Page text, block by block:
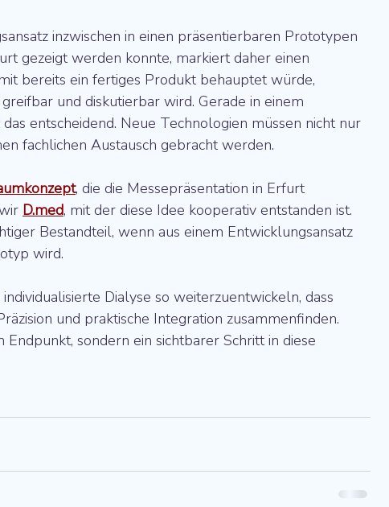
inzwischen in einen präsentierbaren Prototypen
gezeigt werden konnte, markiert daher einen
bereits ein fertiges Produkt behauptet würde,
und diskutierbar wird. Gerade in einem
entscheidend. Neue Technologien müssen nicht nur
fachlichen Austausch gebracht werden.
, die die Messepräsentation in Erfurt
D.med, mit der diese Idee kooperativ entstanden ist.
Bestandteil, wenn aus einem Entwicklungsansatz
wird.
Dialyse so weiterzuentwickeln, dass
und praktische Integration zusammenfinden.
sondern ein sichtbarer Schritt in diese